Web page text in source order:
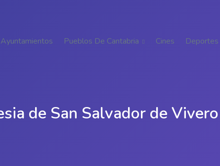
Ayuntamientos Pueblos De Cantabria Cines Deportes
de San Salvador de Vivero